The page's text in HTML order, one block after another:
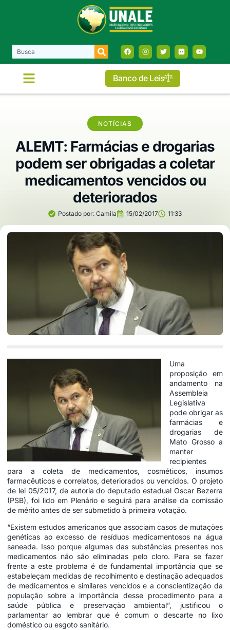
Banco de Leis
NOTÍCIAS
ALEMT: Farmácias e drogarias
podem ser obrigadas a coletar
medicamentos vencidos ou
deteriorados
Postado por: Camila 15/02/2017 11:33
Uma
proposição em
andamento na
Assembleia
Legislativa
pode obrigar as
farmácias e
drogarias de
Mato Grosso a
manter
recipientes
para a coleta de medicamentos, cosméticos, insumos
farmacêuticos e correlatos, deteriorados ou vencidos. O projeto
de lei 05/2017, de autoria do deputado estadual Oscar Bezerra
(PSB), foi lido em Plenário e seguirá para análise da comissão
de mérito antes de ser submetido à primeira votação.
“Existem estudos americanos que associam casos de mutações
genéticas ao excesso de resíduos medicamentosos na água
saneada. Isso porque algumas das substâncias presentes nos
medicamentos não são eliminadas pelo cloro. Para se fazer
frente a este problema é de fundamental importância que se
estabeleçam medidas de recolhimento e destinação adequados
de medicamentos e similares vencidos e a conscientização da
população sobre a importância desse procedimento para a
saúde pública e preservação ambiental”, justificou o
parlamentar ao lembrar que é comum o descarte no lixo
doméstico ou esgoto sanitário.